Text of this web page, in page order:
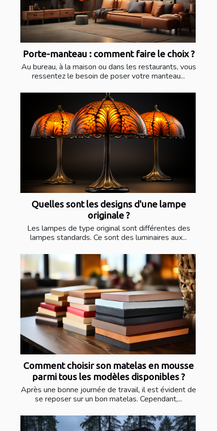
Porte-manteau : comment faire le choix ?
Au bureau, à la maison ou dans les restaurants, vous
ressentez le besoin de poser votre manteau...
Quelles sont les designs d'une lampe
originale ?
Les lampes de type original sont différentes des
lampes standards. Ce sont des luminaires aux...
Comment choisir son matelas en mousse
parmi tous les modèles disponibles ?
Après une bonne journée de travail, il est évident de
se reposer sur un bon matelas. Cependant,...